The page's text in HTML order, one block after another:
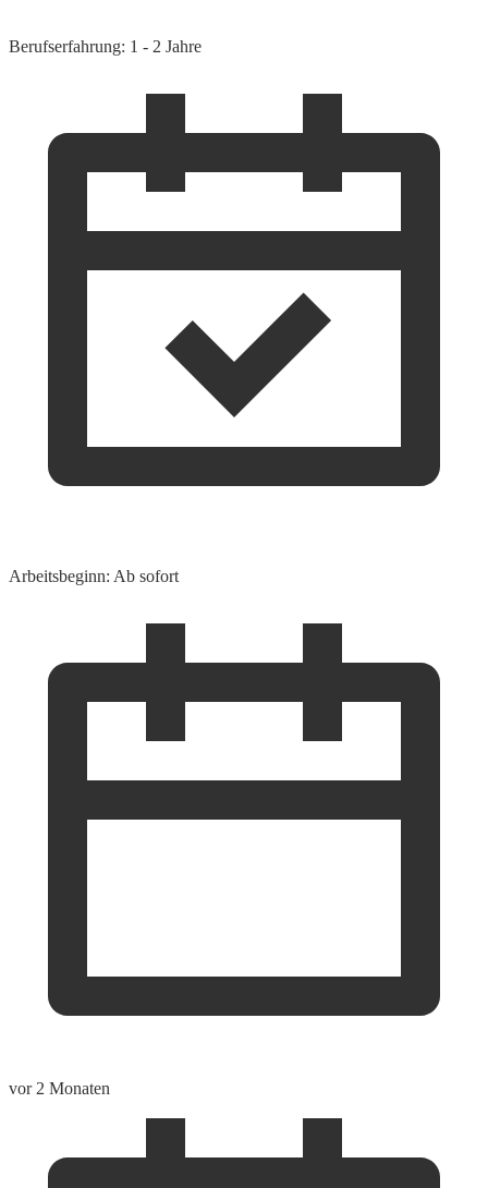
Berufserfahrung: 1 - 2 Jahre
Arbeitsbeginn: Ab sofort
vor 2 Monaten